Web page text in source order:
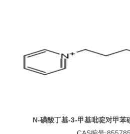
N-磺酸丁基-3-甲基吡啶对甲苯